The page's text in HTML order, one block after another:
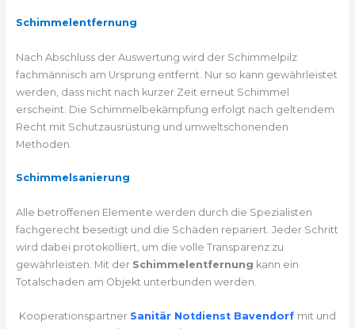
Schimmelentfernung
Nach Abschluss der Auswertung wird der Schimmelpilz
fachmännisch am Ursprung entfernt. Nur so kann gewährleistet
werden, dass nicht nach kurzer Zeit erneut Schimmel
erscheint. Die Schimmelbekämpfung erfolgt nach geltendem
Recht mit Schutzausrüstung und umweltschonenden
Methoden.
Schimmelsanierung
Alle betroffenen Elemente werden durch die Spezialisten
fachgerecht beseitigt und die Schäden repariert. Jeder Schritt
wird dabei protokolliert, um die volle Transparenz zu
gewährleisten. Mit der Schimmelentfernung kann ein
Totalschaden am Objekt unterbunden werden.
Kooperationspartner Sanitär Notdienst Bavendorf mit und